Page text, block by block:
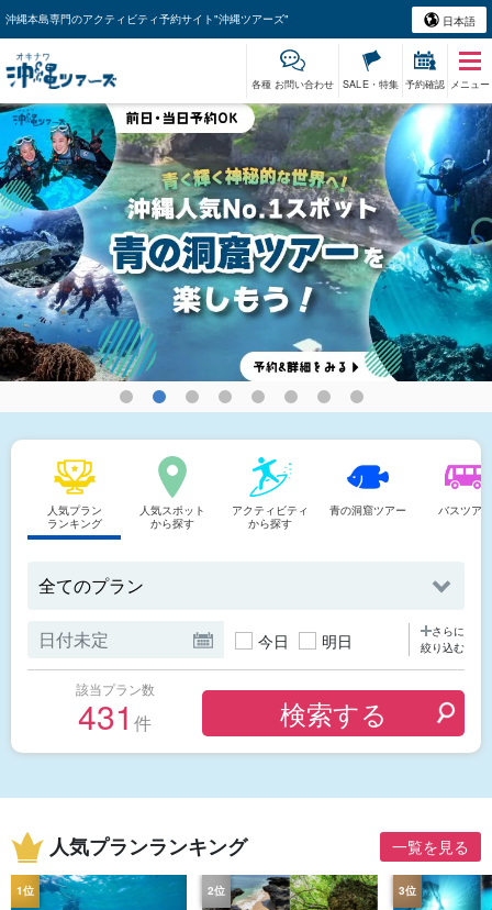
沖縄本島専門のアクティビティ予約サイト"沖縄ツアーズ" 日本語
各種 お問い合わせ SALE・特集 予約確認 メニュー
人気プラン
ランキング
人気スポット
から探す
アクティビティ
から探す
青の洞窟ツアー バスツアー
今日 明日
さらに
絞り込む
該当プラン数
431件
人気プランランキング 一覧を見る